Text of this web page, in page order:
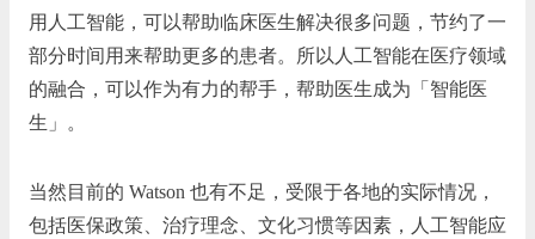
用人工智能，可以帮助临床医生解决很多问题，节约了一
部分时间用来帮助更多的患者。所以人工智能在医疗领域
的融合，可以作为有力的帮手，帮助医生成为「智能医
生」。
当然目前的 Watson 也有不足，受限于各地的实际情况，
包括医保政策、治疗理念、文化习惯等因素，人工智能应